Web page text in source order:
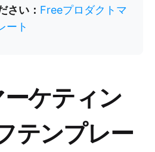
さい： Freeプロダクトマ
ート
ケティン
テンプレー